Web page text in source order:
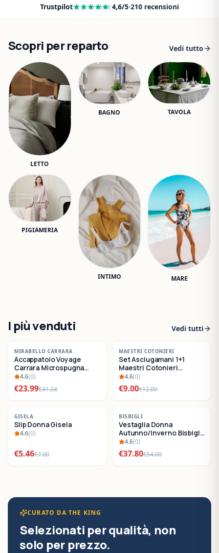
Trustpilot 4,6/5·210 recensioni
Scopri per reparto Vedi tutto
LETTO
BAGNO TAVOLA
PIGIAMERIA
INTIMO MARE
I più venduti Vedi tutti
-42%
SALDI
MIRABELLO CARRARA
Accappatoio Voyage
Carrara Microspugna
Cotone
4.6(0)
€23.99€41.34
-25%
SALDI
MAESTRI COTONIERI
Set Asciugamani 1+1
Maestri Cotonieri
Eternity Spugna di
Cotone
4.6(0)
€9.00€12.00
-22 %
SALDI
GISELA
Slip Donna Gisela
4.6(0)
€5.46€7.00
-30 %
SALDI
BISBIGLI
Vestaglia Donna
Autunno/Inverno Bisbigli
BO288632
4.6(0)
€37.80€54.00
CURATO DA THE KING
Selezionati per qualità, non
solo per prezzo.